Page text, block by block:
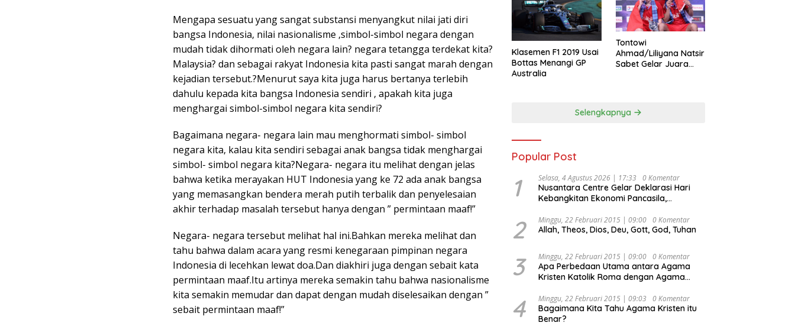
Mengapa sesuatu yang sangat substansi menyangkut nilai jati diri
bangsa Indonesia, nilai nasionalisme ,simbol-simbol negara dengan
mudah tidak dihormati oleh negara lain? negara tetangga terdekat kita?
Malaysia? dan sebagai rakyat Indonesia kita pasti sangat marah dengan
kejadian tersebut.?Menurut saya kita juga harus bertanya terlebih
dahulu kepada kita bangsa Indonesia sendiri , apakah kita juga
menghargai simbol-simbol negara kita sendiri?
Bagaimana negara- negara lain mau menghormati simbol- simbol
negara kita, kalau kita sendiri sebagai anak bangsa tidak menghargai
simbol- simbol negara kita?Negara- negara itu melihat dengan jelas
bahwa ketika merayakan HUT Indonesia yang ke 72 ada anak bangsa
yang memasangkan bendera merah putih terbalik dan penyelesaian
akhir terhadap masalah tersebut hanya dengan ” permintaan maaf!”
Negara- negara tersebut melihat hal ini.Bahkan mereka melihat dan
tahu bahwa dalam acara yang resmi kenegaraan pimpinan negara
Indonesia di lecehkan lewat doa.Dan diakhiri juga dengan sebait kata
permintaan maaf.Itu artinya mereka semakin tahu bahwa nasionalisme
kita semakin memudar dan dapat dengan mudah diselesaikan dengan ”
sebait permintaan maaf!”
Klasemen F1 2019 Usai
Bottas Menangi GP
Australia
Tontowi
Ahmad/Liliyana Natsir
Sabet Gelar Juara
Selengkapnya
Popular Post
1 Selasa, 4 Agustus 2026 | 17:33 0 Komentar
Nusantara Centre Gelar Deklarasi Hari
Kebangkitan Ekonomi Pancasila,
Djojohadikusumo Anti Penjajahan
(Pergolakan Ekonomi Politik Indonesia) &
Undang Perekonomian Nasional dan
Kesejahteraan Sosial dalam Menata
Bangsa Menuju Indonesia Emas 2045”,
2 Minggu, 22 Februari 2015 | 09:00 0 Komentar
Allah, Theos, Dios, Deu, Gott, God, Tuhan
3 Minggu, 22 Februari 2015 | 09:00 0 Komentar
Apa Perbedaan Utama antara Agama
Kristen Katolik Roma dengan Agama
4 Minggu, 22 Februari 2015 | 09:03 0 Komentar
Bagaimana Kita Tahu Agama Kristen itu
Benar?